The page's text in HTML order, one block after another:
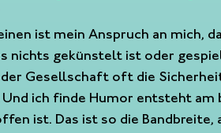
ist mein Anspruch an mich,
nichts gekünstelt ist oder
Gesellschaft oft die
ich finde Humor entsteht am
ist. Das ist so die Bandbreite,